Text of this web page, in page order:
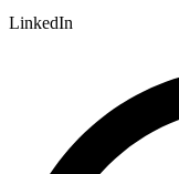
LinkedIn